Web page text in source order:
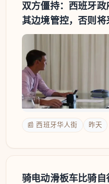
双方僵持：西班牙
其边境管控，否则将
📰 西班牙华人街 昨天
骑电动滑板车比骑